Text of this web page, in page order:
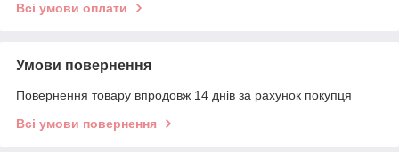
Всі умови оплати
Умови повернення
Повернення товару впродовж 14 днів за рахунок покупця
Всі умови повернення